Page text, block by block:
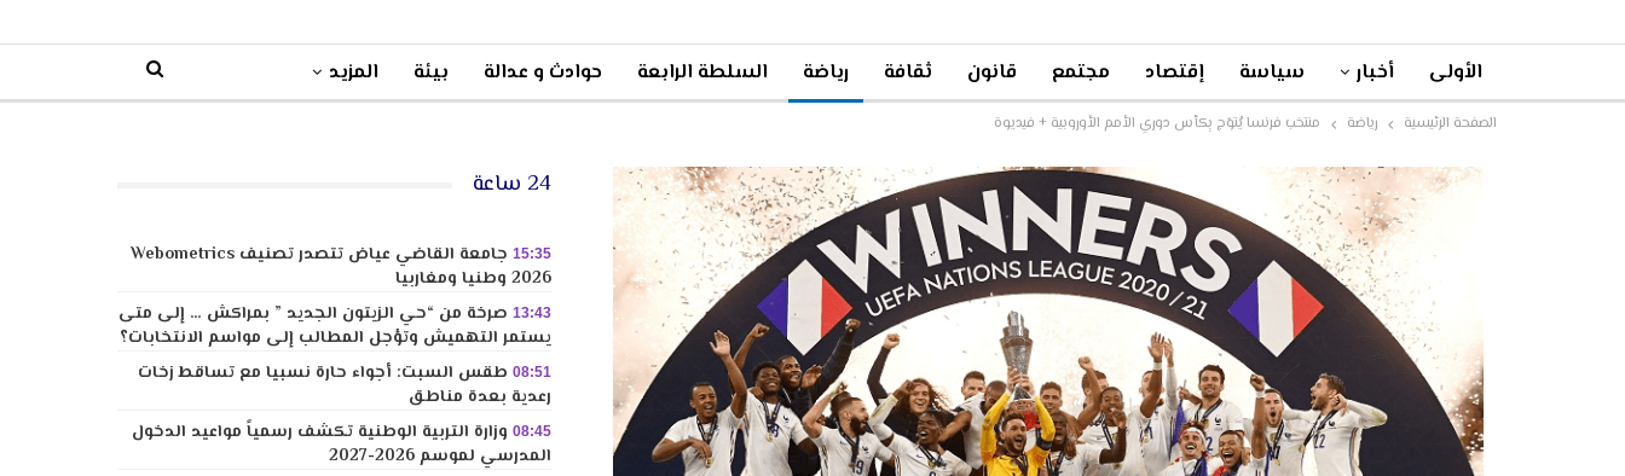
الأولى أخبار سياسة إقتصاد مجتمع قانون ثقافة رياضة السلطة الرابعة حوادث و عدالة بيئة المزيد
الصفحة الرئيسية رياضة منتخب فرنسا يُتوّج بِكأس دوري الأمم الأوروبية + فيديوة
24 ساعة
15:35
جامعة القاضي عياض تتصدر تصنيف Webometrics
2026 وطنيا ومغاربيا
13:43 صرخة من “حي الزيتون الجديد ” بمراكش … إلى متى
يستمر التهميش وتؤجل المطالب إلى مواسم الانتخابات؟
08:51 طقس السبت: أجواء حارة نسبيا مع تساقط زخات
رعدية بعدة مناطق
08:45 وزارة التربية الوطنية تكشف رسمياً مواعيد الدخول
المدرسي لموسم 2026-2027